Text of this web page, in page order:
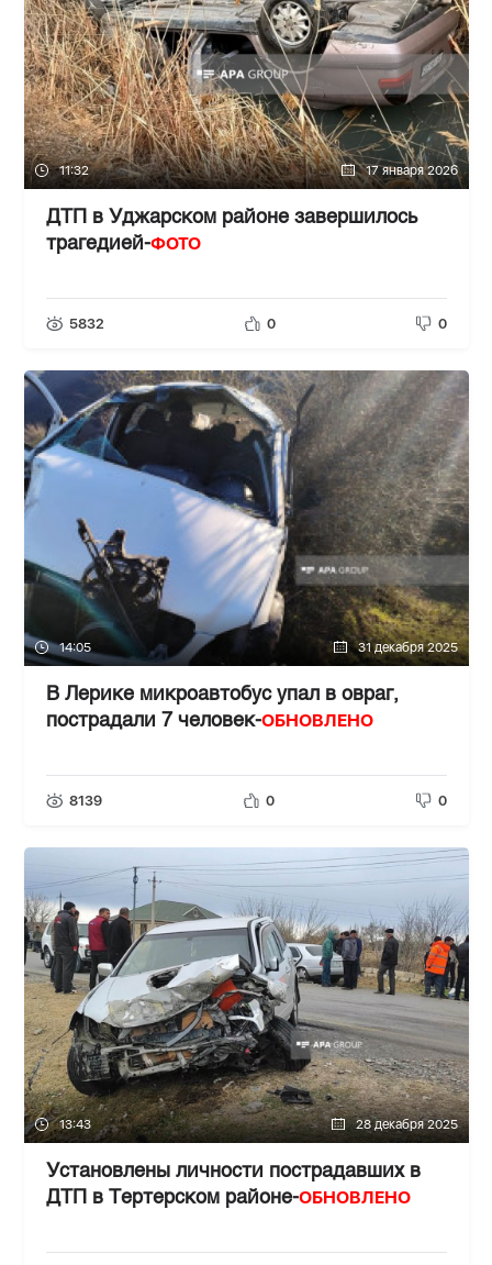
11:32 17 января 2026
ДТП в Уджарском районе завершилось
трагедией-ФОТО
5832 0 0
14:05 31 декабря 2025
В Лерике микроавтобус упал в овраг,
пострадали 7 человек-ОБНОВЛЕНО
8139 0 0
13:43 28 декабря 2025
Установлены личности пострадавших в
ДТП в Тертерском районе-ОБНОВЛЕНО